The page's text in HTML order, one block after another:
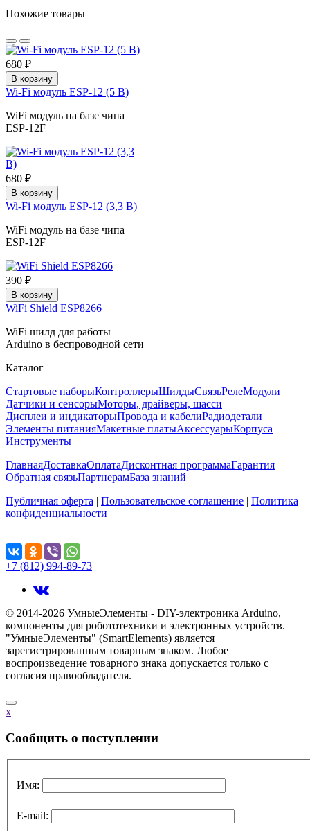
Похожие товары
680 ₽
В корзину
Wi-Fi модуль ESP-12 (5 В)
WiFi модуль на базе чипа
ESP-12F
680 ₽
В корзину
Wi-Fi модуль ESP-12 (3,3 В)
WiFi модуль на базе чипа
ESP-12F
390 ₽
В корзину
WiFi Shield ESP8266
WiFi шилд для работы
Arduino в беспроводной сети
Каталог
Стартовые наборыКонтроллерыШилдыСвязьРелеМодули
Датчики и сенсорыМоторы, драйверы, шасси
Дисплеи и индикаторыПровода и кабелиРадиодетали
Элементы питанияМакетные платыАксессуарыКорпуса
Инструменты
ГлавнаяДоставкаОплатаДисконтная программаГарантия
Обратная связьПартнерамБаза знаний
Публичная оферта | Пользовательское соглашение | Политика
конфиденциальности
+7 (812) 994-89-73
© 2014-2026 УмныеЭлементы - DIY-электроника Arduino,
компоненты для робототехники и электронных устройств.
"УмныеЭлементы" (SmartElements) является
зарегистрированным товарным знаком. Любое
воспроизведение товарного знака допускается только с
согласия правообладателя.
x
Cообщить о поступлении
Имя:
E-mail: